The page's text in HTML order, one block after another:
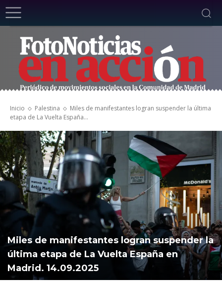
Inicio Palestina
Miles de manifestantes logran suspender la última
etapa de La Vuelta España...
Miles de manifestantes logran suspender la
última etapa de La Vuelta España en
Madrid. 14.09.2025